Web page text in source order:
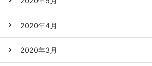
2020年4月
2020年3月